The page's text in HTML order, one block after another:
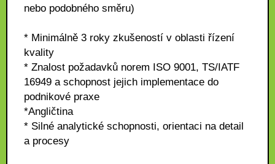
nebo podobného směru)
* Minimálně 3 roky zkušeností v oblasti řízení
kvality
* Znalost požadavků norem ISO 9001, TS/IATF
16949 a schopnost jejich implementace do
podnikové praxe
*Angličtina
* Silné analytické schopnosti, orientaci na detail
a procesy